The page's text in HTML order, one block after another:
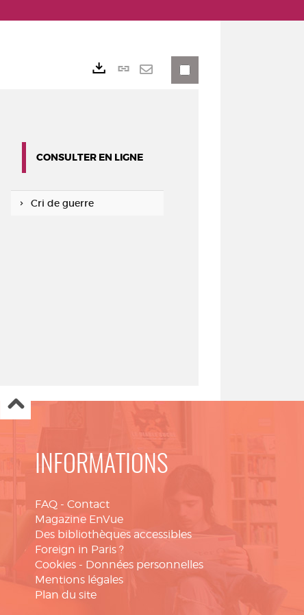
Lien
CONSULTER EN LIGNE
Cri de guerre
INFORMATIONS
FAQ - Contact
Magazine EnVue
Des bibliothèques accessibles
Foreign in Paris ?
Cookies - Données personnelles
Mentions légales
Plan du site